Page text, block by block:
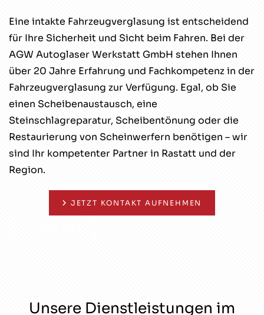
Eine intakte Fahrzeugverglasung ist entscheidend
für Ihre Sicherheit und Sicht beim Fahren. Bei der
AGW Autoglaser Werkstatt GmbH stehen Ihnen
über 20 Jahre Erfahrung und Fachkompetenz in der
Fahrzeugverglasung zur Verfügung. Egal, ob Sie
einen Scheibenaustausch, eine
Steinschlagreparatur, Scheibentönung oder die
Restaurierung von Scheinwerfern benötigen – wir
sind Ihr kompetenter Partner in Rastatt und der
Region.
JETZT KONTAKT AUFNEHMEN
Unsere Dienstleistungen im